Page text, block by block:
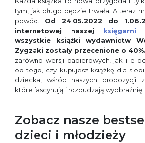
tym, jak długo będzie trwała. A teraz
powód. Od 24.05.2022 do
internetowej naszej księgarni
wszystkie książki wydawnictw
Zygzaki zostały przecenione o 40%.
zarówno wersji papierowych, jak i e-
od tego, czy kupujesz książkę dla
dziecka, wśród naszych propozycji
które fascynują i rozbudzają wyobraźnię.
Zobacz nasze
dzieci i młodzieży